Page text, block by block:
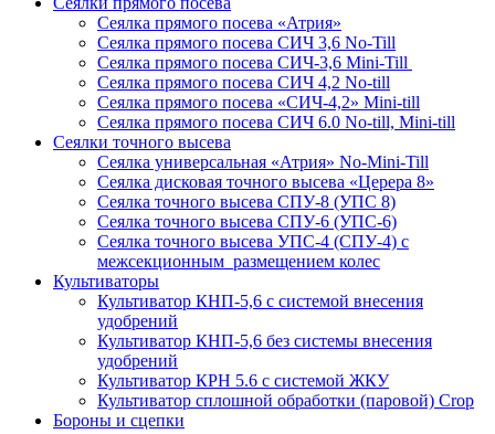
Сеялка прямого посева «Атрия»
Сеялка прямого посева СИЧ 3,6 No-Till
Сеялка прямого посева СИЧ-3,6 Mini-Till
Сеялка прямого посева СИЧ 4,2 No-till
Сеялка прямого посева «СИЧ-4,2» Mini-till
Сеялка прямого посева СИЧ 6.0 No-till, Mini-till
Сеялки точного высева
Сеялка универсальная «Атрия» No-Mini-Till
Сеялка дисковая точного высева «Церера 8»
Сеялка точного высева СПУ-8 (УПС 8)
Сеялка точного высева СПУ-6 (УПС-6)
Сеялка точного высева УПС-4 (СПУ-4) с
межсекционным размещением колес
Культиваторы
Культиватор КНП-5,6 с системой внесения
удобрений
Культиватор КНП-5,6 без системы внесения
удобрений
Культиватор КРН 5.6 с системой ЖКУ
Культиватор сплошной обработки (паровой) Crop
Бороны и сцепки